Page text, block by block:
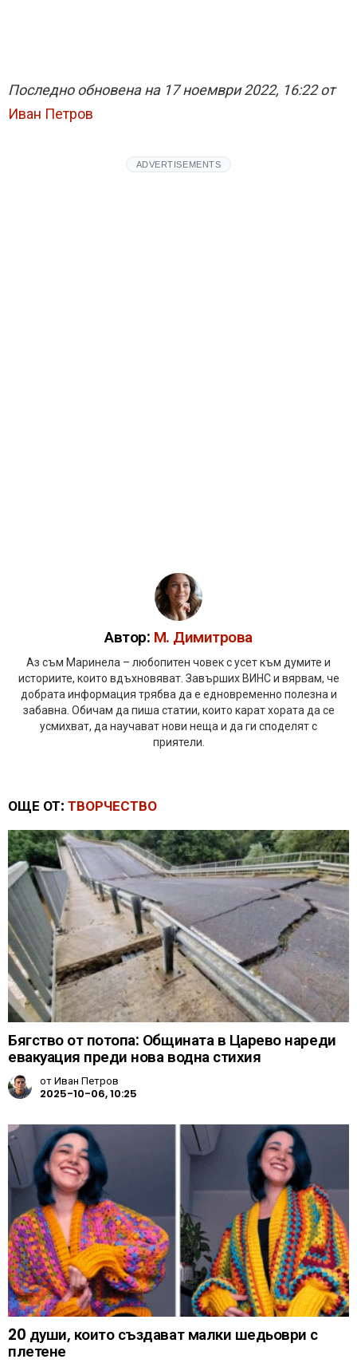
Последно обновена на 17 ноември 2022, 16:22 от
Иван Петров
ADVERTISEMENTS
Автор: М. Димитрова
Аз съм Маринела – любопитен човек с усет към думите и
историите, които вдъхновяват. Завърших ВИНС и вярвам, че
добрата информация трябва да е едновременно полезна и
забавна. Обичам да пиша статии, които карат хората да се
усмихват, да научават нови неща и да ги споделят с
приятели.
ОЩЕ ОТ: ТВОРЧЕСТВО
Бягство от потопа: Общината в Царево нареди
евакуация преди нова водна стихия
отИван Петров
2025-10-06, 10:25
20 души, които създават малки шедьоври с
плетене